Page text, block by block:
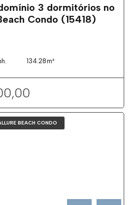
3 dormitórios no
Condo (15418)
134.28m²
BEACH CONDO